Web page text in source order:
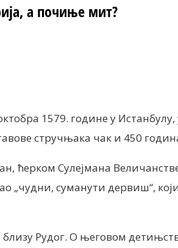
а почиње мит?
1579. године у
стручњака чак и 450
ћерком Сулејмана
суманути дервиш“,
Рудог. О његовом